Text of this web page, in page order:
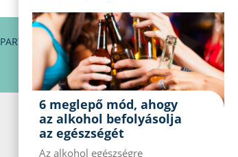
PARTNEREINK KAPCSOLAT
6 meglepő mód, ahogy
az alkohol befolyásolja
az egészségét
Az alkohol egészségre